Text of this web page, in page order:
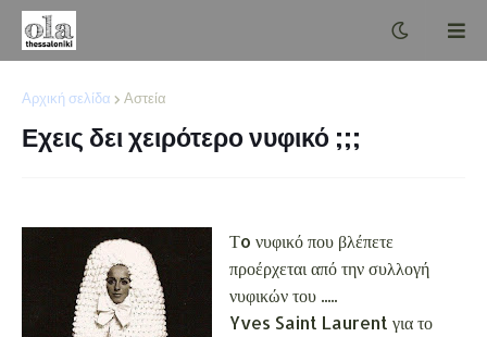
Αρχική σελίδα Αστεία
Εχεις δει χειρότερο νυφικό ;;;
Τo νυφικό που βλέπετε
προέρχεται από την συλλογή
νυφικών του .....
Yves Saint Laurent για το